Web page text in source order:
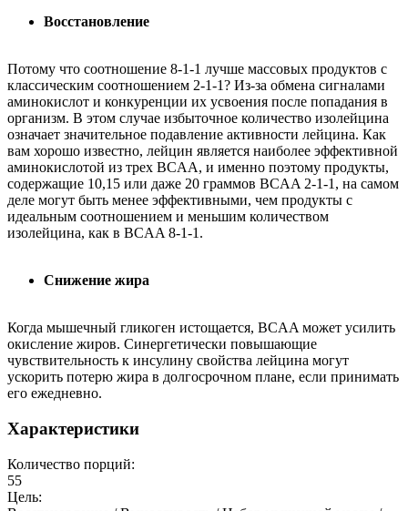
Восстановление
Потому что соотношение 8-1-1 лучше массовых продуктов с
классическим соотношением 2-1-1? Из-за обмена сигналами
аминокислот и конкуренции их усвоения после попадания в
организм. В этом случае избыточное количество изолейцина
означает значительное подавление активности лейцина. Как
вам хорошо известно, лейцин является наиболее эффективной
аминокислотой из трех BCAA, и именно поэтому продукты,
содержащие 10,15 или даже 20 граммов BCAA 2-1-1, на самом
деле могут быть менее эффективными, чем продукты с
идеальным соотношением и меньшим количеством
изолейцина, как в BCAA 8-1-1.
Снижение жира
Когда мышечный гликоген истощается, BCAA может усилить
окисление жиров. Синергетически повышающие
чувствительность к инсулину свойства лейцина могут
ускорить потерю жира в долгосрочном плане, если принимать
его ежедневно.
Характеристики
Количество порций:
55
Цель: